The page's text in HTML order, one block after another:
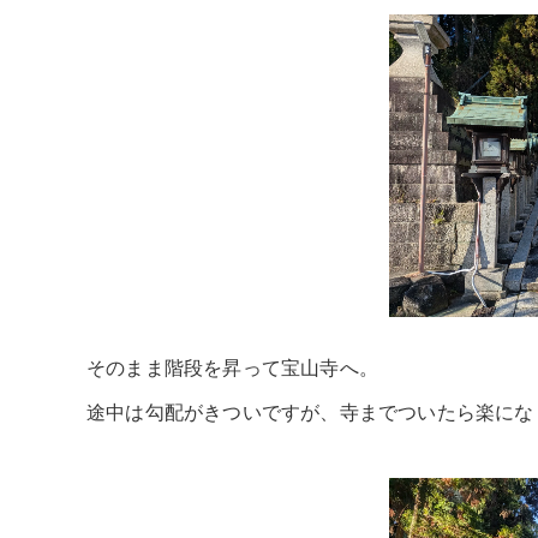
そのまま階段を昇って宝山寺へ。
途中は勾配がきついですが、寺までついたら楽に